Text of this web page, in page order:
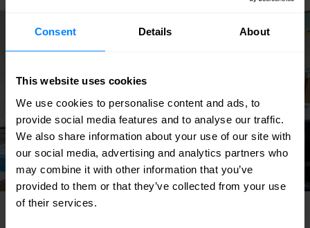
Consent Details About
This website uses cookies
We use cookies to personalise content and ads, to
provide social media features and to analyse our traffic.
We also share information about your use of our site with
our social media, advertising and analytics partners who
may combine it with other information that you’ve
provided to them or that they’ve collected from your use
of their services.
Succesverhaal